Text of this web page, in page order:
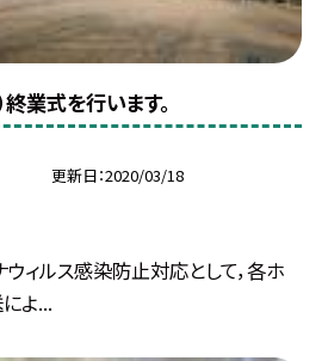
終業式を行います。
更新日 2020/03/18
ウィルス感染防止対応として，各ホ
よ...